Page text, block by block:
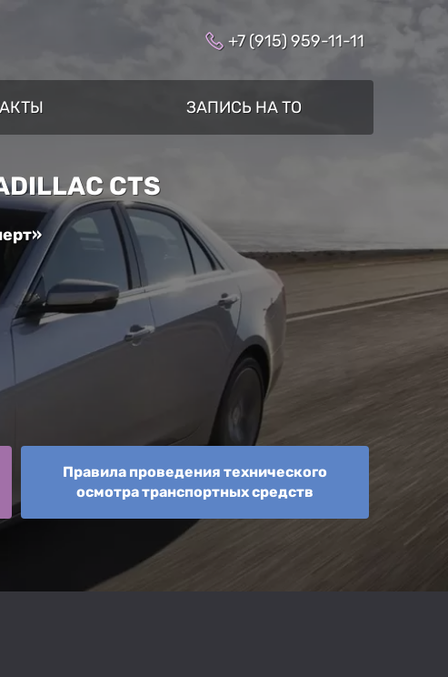
+7 (915) 959-11-11
ЗАПИСЬ НА ТО
CTS
Правила проведения технического
осмотра транспортных средств